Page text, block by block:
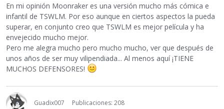
En mi opinión Moonraker es una versión mucho más cómica e
infantil de TSWLM. Por eso aunque en ciertos aspectos la pueda
superar, en conjunto creo que TSWLM es mejor película y ha
envejecido mucho mejor.
Pero me alegra mucho pero mucho mucho, ver que después de
unos años de ser muy vilipendiada... Al menos aquí ¡TIENE
MUCHOS DEFENSORES!
Guadix007
Publicaciones: 208